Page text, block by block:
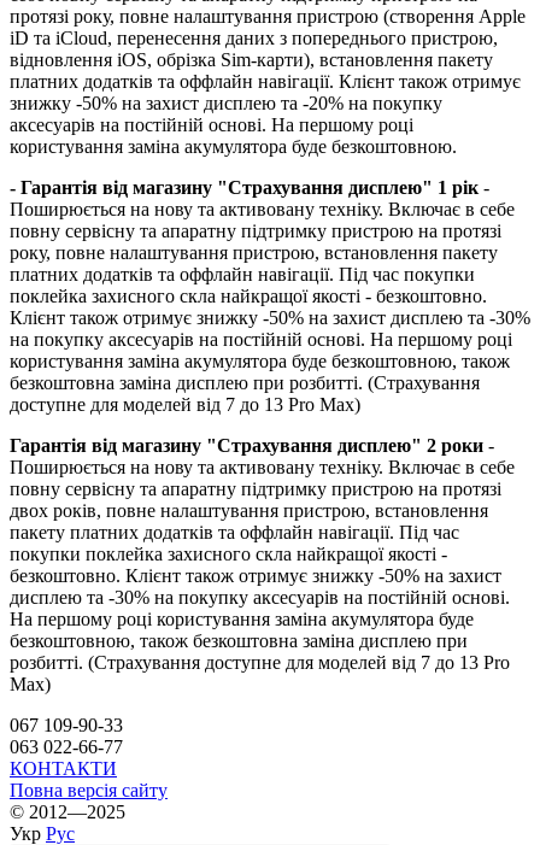
протязі року, повне налаштування пристрою (створення Apple
iD та iCloud, перенесення даних з попереднього пристрою,
відновлення іOS, обрізка Sim-карти), встановлення пакету
платних додатків та оффлайн навігації. Клієнт також отримує
знижку -50% на захист дисплею та -20% на покупку
аксесуарів на постійній основі. На першому році
користування заміна акумулятора буде безкоштовною.
- Гарантія від магазину "Страхування дисплею" 1 рік -
Поширюється на нову та активовану техніку. Включає в себе
повну сервісну та апаратну підтримку пристрою на протязі
року, повне налаштування пристрою, встановлення пакету
платних додатків та оффлайн навігації. Під час покупки
поклейка захисного скла найкращої якості - безкоштовно.
Клієнт також отримує знижку -50% на захист дисплею та -30%
на покупку аксесуарів на постійній основі. На першому році
користування заміна акумулятора буде безкоштовною, також
безкоштовна заміна дисплею при розбитті. (Страхування
доступне для моделей від 7 до 13 Pro Max)
Гарантія від магазину "Страхування дисплею" 2 роки -
Поширюється на нову та активовану техніку. Включає в себе
повну сервісну та апаратну підтримку пристрою на протязі
двох років, повне налаштування пристрою, встановлення
пакету платних додатків та оффлайн навігації. Під час
покупки поклейка захисного скла найкращої якості -
безкоштовно. Клієнт також отримує знижку -50% на захист
дисплею та -30% на покупку аксесуарів на постійній основі.
На першому році користування заміна акумулятора буде
безкоштовною, також безкоштовна заміна дисплею при
розбитті. (Страхування доступне для моделей від 7 до 13 Pro
Max)
067 109-90-33
063 022-66-77
КОНТАКТИ
Повна версія сайту
© 2012—2025
Укр Рус